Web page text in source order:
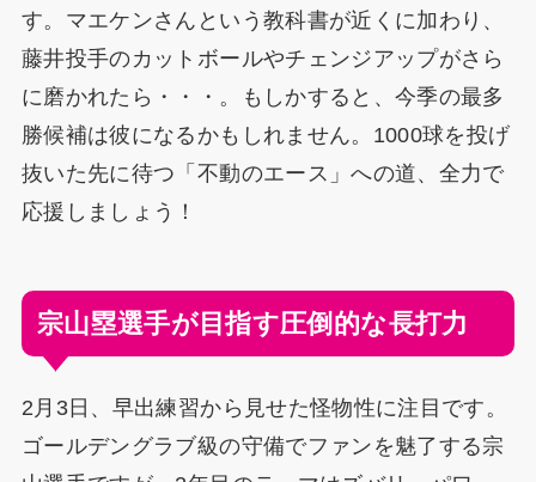
す。マエケンさんという教科書が近くに加わり、
藤井投手のカットボールやチェンジアップがさら
に磨かれたら・・・。もしかすると、今季の最多
勝候補は彼になるかもしれません。1000球を投げ
抜いた先に待つ「不動のエース」への道、全力で
応援しましょう！
宗山塁選手が目指す圧倒的な長打力
2月3日、早出練習から見せた怪物性に注目です。
ゴールデングラブ級の守備でファンを魅了する宗